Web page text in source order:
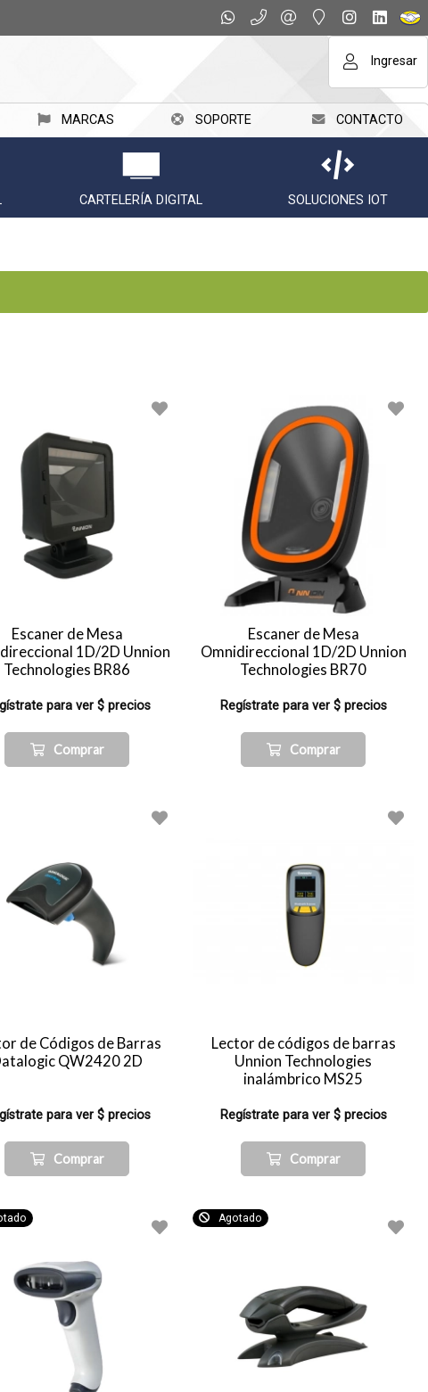
Ingresar
MARCAS SOPORTE CONTACTO
CARTELERÍA DIGITAL SOLUCIONES IOT
Escaner de Mesa
1D/2D Unnion
Technologies BR86
para ver $ precios
Comprar
Escaner de Mesa
Omnidireccional 1D/2D Unnion
Technologies BR70
Regístrate para ver $ precios
Comprar
de Códigos de Barras
QW2420 2D
para ver $ precios
Comprar
Lector de códigos de barras
Unnion Technologies
inalámbrico MS25
Regístrate para ver $ precios
Comprar
Agotado